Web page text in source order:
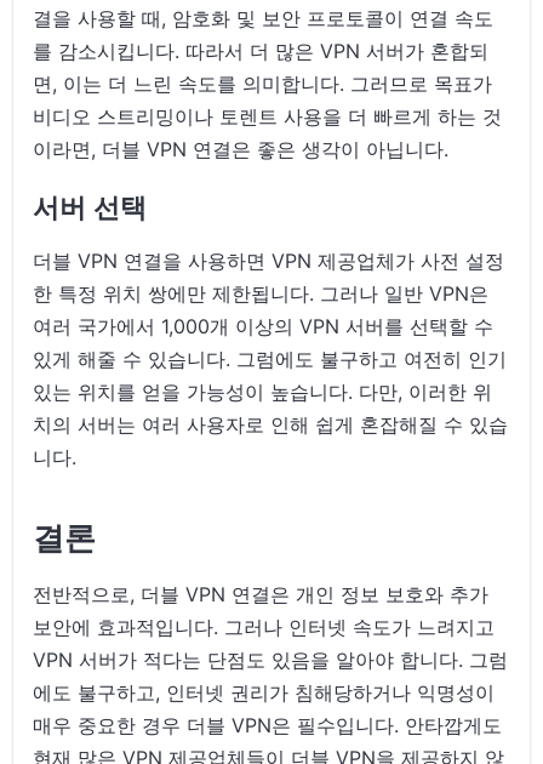
결을 사용할 때, 암호화 및 보안 프로토콜이 연결 속도
를 감소시킵니다. 따라서 더 많은 VPN 서버가 혼합되
면, 이는 더 느린 속도를 의미합니다. 그러므로 목표가
비디오 스트리밍이나 토렌트 사용을 더 빠르게 하는 것
이라면, 더블 VPN 연결은 좋은 생각이 아닙니다.
서버 선택
더블 VPN 연결을 사용하면 VPN 제공업체가 사전 설정
한 특정 위치 쌍에만 제한됩니다. 그러나 일반 VPN은
여러 국가에서 1,000개 이상의 VPN 서버를 선택할 수
있게 해줄 수 있습니다. 그럼에도 불구하고 여전히 인기
있는 위치를 얻을 가능성이 높습니다. 다만, 이러한 위
치의 서버는 여러 사용자로 인해 쉽게 혼잡해질 수 있습
니다.
결론
전반적으로, 더블 VPN 연결은 개인 정보 보호와 추가
보안에 효과적입니다. 그러나 인터넷 속도가 느려지고
VPN 서버가 적다는 단점도 있음을 알아야 합니다. 그럼
에도 불구하고, 인터넷 권리가 침해당하거나 익명성이
매우 중요한 경우 더블 VPN은 필수입니다. 안타깝게도
현재 많은 VPN 제공업체들이 더블 VPN을 제공하지 않